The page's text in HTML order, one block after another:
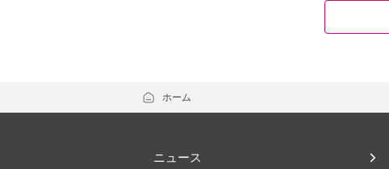
ホーム
ニュース